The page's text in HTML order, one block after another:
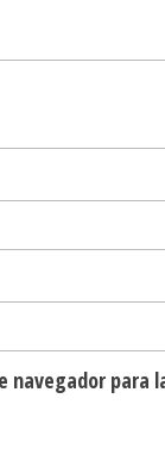
para